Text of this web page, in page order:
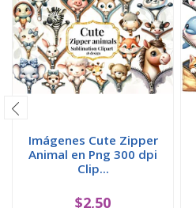
Imágenes Cute Zipper
Animal en Png 300 dpi
Clip...
$2,50